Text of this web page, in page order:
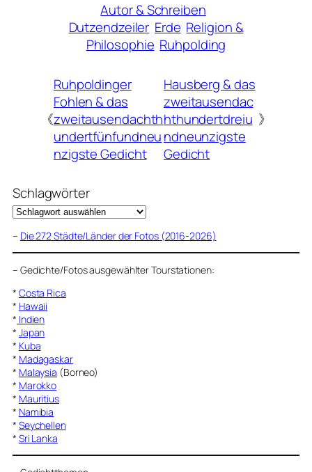
Autor & Schreiben
Dutzendzeiler Erde Religion &
Philosophie Ruhpolding
《
Ruhpoldinger
Fohlen & das
zweitausendachth
undertfünfundneu
nzigste Gedicht
Hausberg & das
zweitausendac
hthundertdreiu
ndneunzigste
Gedicht
》
Schlagwörter
– Die 272 Städte/Länder der Fotos (2016-2026)
– Gedichte/Fotos ausgewählter Tourstationen:
* Costa Rica
* Hawaii
* Indien
* Japan
* Kuba
* Madagaskar
* Malaysia (Borneo)
* Marokko
* Mauritius
* Namibia
* Seychellen
* Sri Lanka